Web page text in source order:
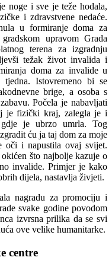
noge i sve je teže hodala,
i zdravstvene nedaće.
u formiranje doma za
upravom Grada
terena za izgradnju
težak život invalida i
doma za invalide u
Istovremeno bi se
brige, a osoba s
Počela je nabavljati
je fizički kraj, zalegla je i
je ubrzo umrla. Tog
ću ja taj dom za moje
oči i napustila ovaj svijet.
što najbolje kazuje o
invalide. Primjer je kako
dijela, nastavlja živjeti.
nagradu za promociju i
svake godine povodom
izvrsna prilika da se svi
ove velike humanitarke.
centre